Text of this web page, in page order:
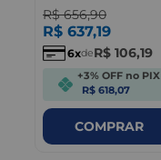
R$ 656,90
R$ 637,19
6 deR$ 106,19
+3% OFF no PIX
R$ 618,07
COMPRAR